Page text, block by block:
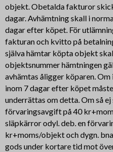
objekt. Obetalda fakturor
dagar. Avhämtning skall i
dagar efter köpet. För
fakturan och kvitto på
själva hämtar köpta objekt
objektsnummer hämtningen
avhämtas åligger köparen.
inom 7 dagar efter köpet
underrättas om detta. Om så
förvaringsavgift på 40
släpkärror odyl. deb. en
kr+moms/objekt och dygn.
gods under kortare tid mot